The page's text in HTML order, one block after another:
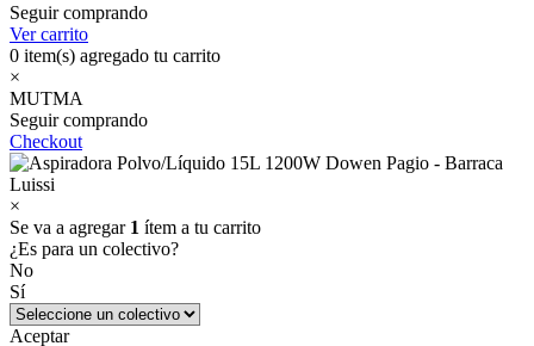
Seguir comprando
Ver carrito
0 item(s) agregado tu carrito
×
MUTMA
Seguir comprando
Checkout
×
Se va a agregar 1 ítem a tu carrito
¿Es para un colectivo?
No
Sí
Aceptar